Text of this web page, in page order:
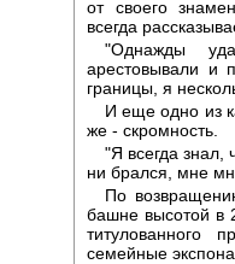
от своего
всегда
"Однажды
арестовывали и
границы, я
И еще одно из
же - скромность.
"Я всегда знал,
ни брался, мне
По
башне высотой в
титулованного
семейные